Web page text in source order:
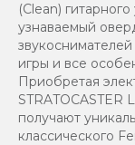
(Clean)
узнаваемый
игры и все
Приобретая
STRATOCASTER
получают
классического